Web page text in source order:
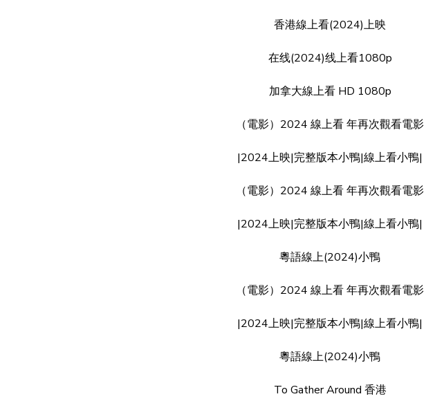
香港線上看(2024)上映
在线(2024)线上看1080p
加拿大線上看 HD 1080p
（電影）2024 線上看 年再次觀看電影
|2024上映|完整版本小鴨|線上看小鴨|
（電影）2024 線上看 年再次觀看電影
|2024上映|完整版本小鴨|線上看小鴨|
粵語線上(2024)小鴨
（電影）2024 線上看 年再次觀看電影
|2024上映|完整版本小鴨|線上看小鴨|
粵語線上(2024)小鴨
To Gather Around 香港